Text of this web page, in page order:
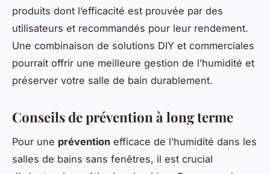
produits dont l’efficacité est prouvée par des
utilisateurs et recommandés pour leur rendement.
Une combinaison de solutions DIY et commerciales
pourrait offrir une meilleure gestion de l’humidité et
préserver votre salle de bain durablement.
Conseils de prévention à long terme
Pour une prévention efficace de l’humidité dans les
salles de bains sans fenêtres, il est crucial